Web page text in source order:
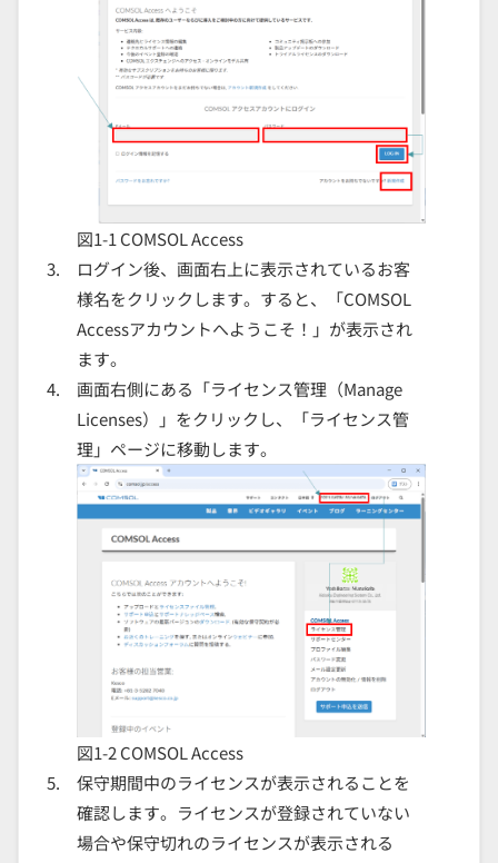
図1-1 COMSOL Access
ログイン後、画面右上に表示されているお客
様名をクリックします。すると、「COMSOL
Accessアカウントへようこそ！」が表示され
ます。
画面右側にある「ライセンス管理（Manage
Licenses）」をクリックし、「ライセンス管
理」ページに移動します。
図1-2 COMSOL Access
保守期間中のライセンスが表示されることを
確認します。ライセンスが登録されていない
場合や保守切れのライセンスが表示される